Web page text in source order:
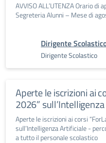
AVVISO ALL’UTENZA Orario di
Segreteria Alunni – Mese di
Dirigente
Dirigente Scolastico
Aperte le iscrizioni ai
2026”
Aperte le iscrizioni ai corsi
sull’Intelligenza Artificiale -
a tutto il personale scolastico